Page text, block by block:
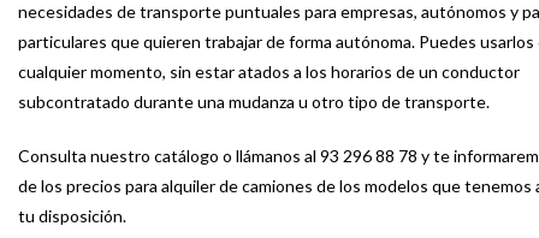
necesidades de transporte puntuales para empresas, autónomos y
particulares que quieren trabajar de forma autónoma. Puedes usarlos
cualquier momento, sin estar atados a los horarios de un conductor
subcontratado durante una mudanza u otro tipo de transporte.
Consulta nuestro catálogo o llámanos al 93 296 88 78 y te
de los precios para alquiler de camiones de los modelos que tenemos
tu disposición.